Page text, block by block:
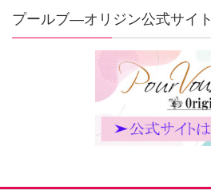
プールブ―オリジン公式サイト